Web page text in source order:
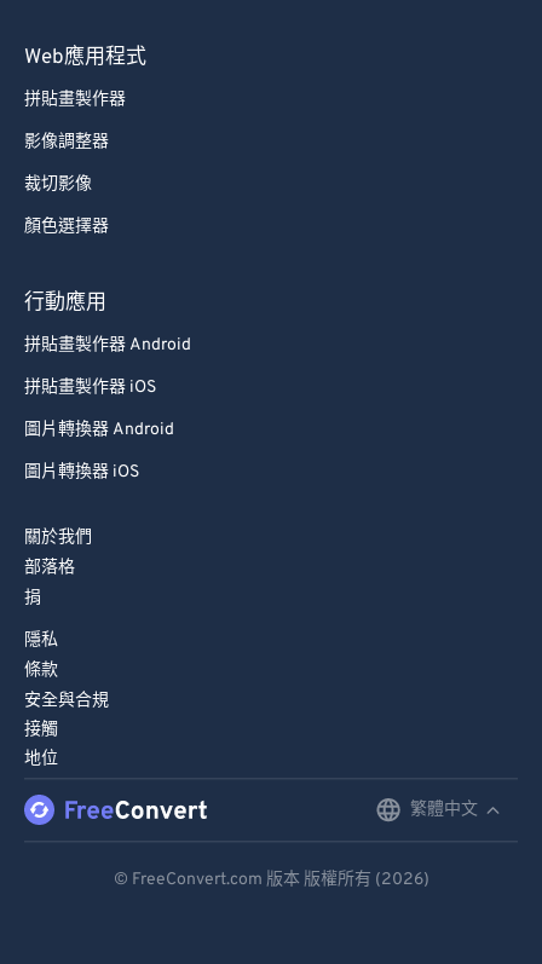
Web應用程式
拼貼畫製作器
影像調整器
裁切影像
顏色選擇器
行動應用
拼貼畫製作器 Android
拼貼畫製作器 iOS
圖片轉換器 Android
圖片轉換器 iOS
關於我們
部落格
捐
隱私
條款
安全與合規
接觸
地位
繁體中文
© FreeConvert.com 版本 版權所有 (2026)